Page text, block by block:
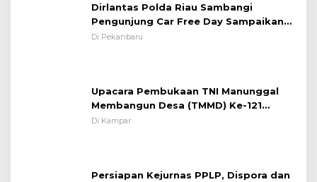
Pentingnya Memelihara dan Menjaga
Situasi Kondusif
Dirlantas Polda Riau Sambangi
Pengunjung Car Free Day Sampaikan
Pesan Edukasi Kamtibmas &
Di Pekanbaru
Upacara Pembukaan TNI Manunggal
Membangun Desa (TMMD) Ke-121
Kodim 0313/KPR Tahun 2024) ?
Di Kampar
Persiapan Kejurnas PPLP, Dispora dan